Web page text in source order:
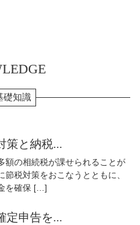
知識
策と納税...
額の相続税が課せられることが
節税対策をおこなうとともに、
を確保 […]
定申告を...